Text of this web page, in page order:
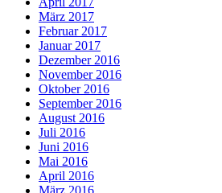
März 2017
Februar 2017
Januar 2017
Dezember 2016
November 2016
Oktober 2016
September 2016
August 2016
Juli 2016
Juni 2016
Mai 2016
April 2016
März 2016